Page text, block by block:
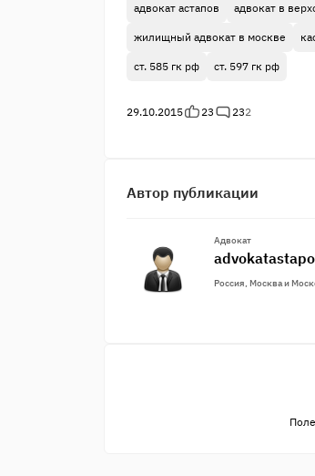
адвокат астапов адвокат в
жилищный адвокат в москве
ст. 585 гк рф ст. 597 гк рф
29.10.2015 23 232
Автор публикации
Адвокат
Россия, Москва и